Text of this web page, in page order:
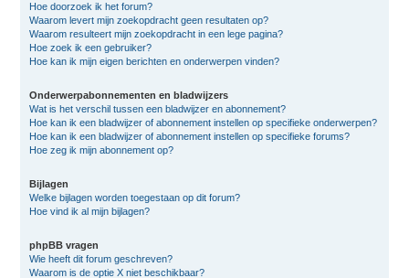
Hoe doorzoek ik het forum?
Waarom levert mijn zoekopdracht geen resultaten op?
Waarom resulteert mijn zoekopdracht in een lege pagina?
Hoe zoek ik een gebruiker?
Hoe kan ik mijn eigen berichten en onderwerpen vinden?
Onderwerpabonnementen en bladwijzers
Wat is het verschil tussen een bladwijzer en abonnement?
Hoe kan ik een bladwijzer of abonnement instellen op specifieke onderwerpen?
Hoe kan ik een bladwijzer of abonnement instellen op specifieke forums?
Hoe zeg ik mijn abonnement op?
Bijlagen
Welke bijlagen worden toegestaan op dit forum?
Hoe vind ik al mijn bijlagen?
phpBB vragen
Wie heeft dit forum geschreven?
Waarom is de optie X niet beschikbaar?